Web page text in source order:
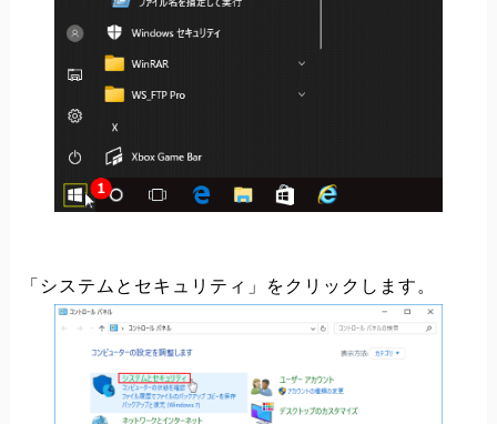
「システムとセキュリティ」をクリックします。